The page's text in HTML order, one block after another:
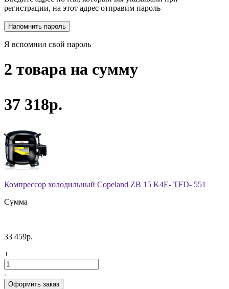
регистрации, на этот адрес отправим пароль
Я вспомнил свой пароль
2 товара на сумму
37 318р.
Компрессор холодильный Copeland ZB 15 K4E- TFD- 551
Сумма
33 459р.
+
-